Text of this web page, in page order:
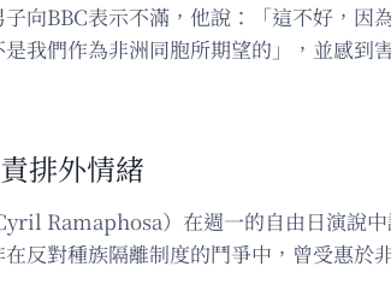
向BBC表示不滿，他說：「這不好，
我們作為非洲同胞所期望的」，並感到
排外情緒
Ramaphosa）在週一的自由日演說
反對種族隔離制度的鬥爭中，曾受惠於